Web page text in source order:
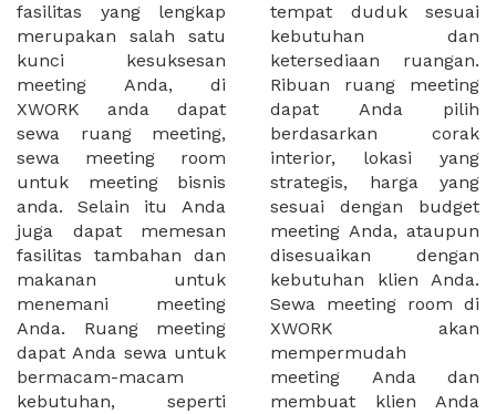
fasilitas yang lengkap
merupakan salah satu
kunci kesuksesan
meeting Anda, di
XWORK anda dapat
sewa ruang meeting,
sewa meeting room
untuk meeting bisnis
anda. Selain itu Anda
juga dapat memesan
fasilitas tambahan dan
makanan untuk
menemani meeting
Anda. Ruang meeting
dapat Anda sewa untuk
bermacam-macam
kebutuhan, seperti
tempat duduk sesuai
kebutuhan dan
ketersediaan ruangan.
Ribuan ruang meeting
dapat Anda pilih
berdasarkan corak
interior, lokasi yang
strategis, harga yang
sesuai dengan budget
meeting Anda, ataupun
disesuaikan dengan
kebutuhan klien Anda.
Sewa meeting room di
XWORK akan
mempermudah
meeting Anda dan
membuat klien Anda